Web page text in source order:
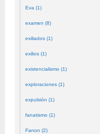
Eva (1)
examen (8)
exiliados (1)
exilios (1)
existencialismo (1)
exploraciones (1)
expulsión (1)
fanatismo (1)
Fanon (2)